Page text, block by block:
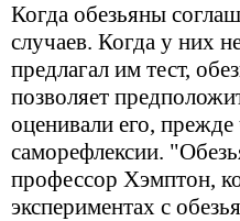
Когда обезьяны
случаев. Когда у них
предлагал им тест,
позволяет
оценивали его, прежде
саморефлексии.
профессор Хэмптон,
экспериментах с